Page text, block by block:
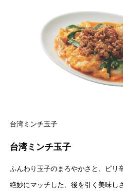
台湾ミンチ玉子
台湾ミンチ玉子
ふんわり玉子のまろやかさと、ピリ
絶妙にマッチした、後を引く美味し